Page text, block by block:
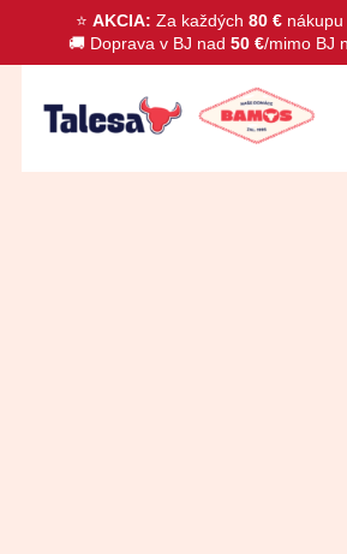
⭐ AKCIA: Za každých 80 €
🚚 Doprava v BJ nad 50 €/mimo BJ
Preskočiť
Artičoky
425ml